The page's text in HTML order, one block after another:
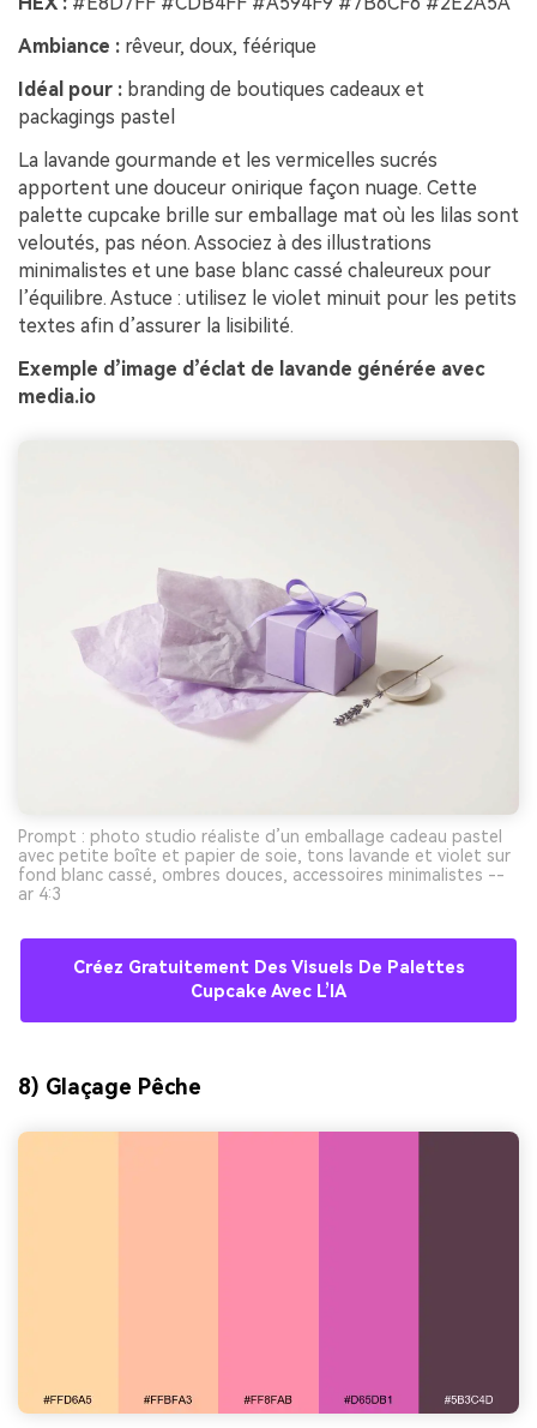
Ambiance : rêveur, doux, féérique
Idéal pour : branding de boutiques cadeaux et
packagings pastel
La lavande gourmande et les vermicelles sucrés
apportent une douceur onirique façon nuage. Cette
palette cupcake brille sur emballage mat où les lilas sont
veloutés, pas néon. Associez à des illustrations
minimalistes et une base blanc cassé chaleureux pour
l’équilibre. Astuce : utilisez le violet minuit pour les petits
textes afin d’assurer la lisibilité.
Exemple d’image d’éclat de lavande générée avec
media.io
Prompt : photo studio réaliste d’un emballage cadeau pastel
avec petite boîte et papier de soie, tons lavande et violet sur
fond blanc cassé, ombres douces, accessoires minimalistes --
ar 4:3
Créez Gratuitement Des Visuels De Palettes
Cupcake Avec L’IA
8) Glaçage Pêche